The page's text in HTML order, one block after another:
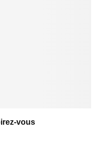
vous